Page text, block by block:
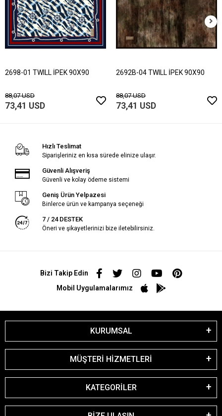
2698-01 TWILL İPEK 90X90
88,07 USD
73,41 USD
2692B-04 TWILL İPEK 90X90
88,07 USD
73,41 USD
Hızlı Teslimat
Siparişleriniz en kısa sürede elinize ulaşır.
Güvenli Alışveriş
Güvenli ve kolay ödeme sistemi
Geniş Ürün Yelpazesi
Binlerce ürün ve kampanya seçeneği
7 / 24 DESTEK
Öneri ve şikayetlerinizi bize iletebilirsiniz.
Bizi Takip Edin
Mobil Uygulamalarımız
KURUMSAL
MÜŞTERİ HİZMETLERİ
KATEGORİLER